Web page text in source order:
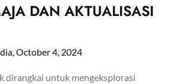
DAN AKTUALISASI
October 4, 2024
dirangkai untuk mengeksplorasi